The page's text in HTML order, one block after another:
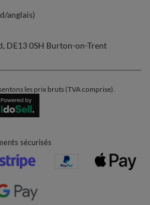
Info
,DE13 0SH Burton-on-Trent